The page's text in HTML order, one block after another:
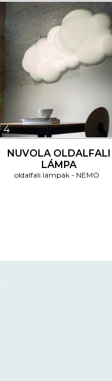
4
NUVOLA OLDALFALI
LÁMPA
oldalfali lámpák NEMO